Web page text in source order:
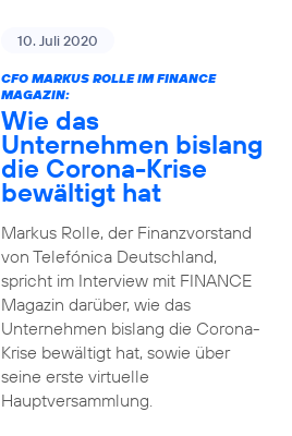
10. Juli 2020
CFO MARKUS ROLLE IM FINANCE
MAGAZIN:
Wie das
Unternehmen bislang
die Corona-Krise
bewältigt hat
Markus Rolle, der Finanzvorstand
von Telefónica Deutschland,
spricht im Interview mit FINANCE
Magazin darüber, wie das
Unternehmen bislang die Corona-
Krise bewältigt hat, sowie über
seine erste virtuelle
Hauptversammlung.